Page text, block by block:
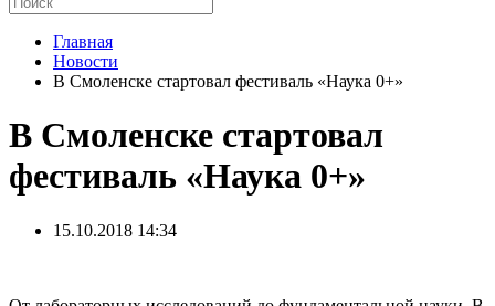
Главная
Новости
В Смоленске стартовал фестиваль «Наука 0+»
В Смоленске стартовал
фестиваль «Наука 0+»
15.10.2018 14:34